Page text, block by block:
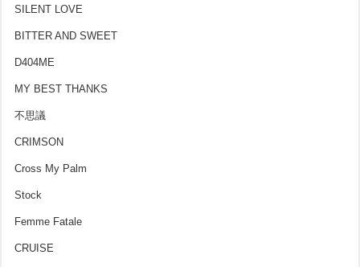
SILENT LOVE
BITTER AND SWEET
D404ME
MY BEST THANKS
不思議
CRIMSON
Cross My Palm
Stock
Femme Fatale
CRUISE